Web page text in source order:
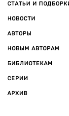
СТАТЬИ И
НОВОСТИ
АВТОРЫ
НОВЫМ АВТОРАМ
БИБЛИОТЕКАМ
СЕРИИ
АРХИВ